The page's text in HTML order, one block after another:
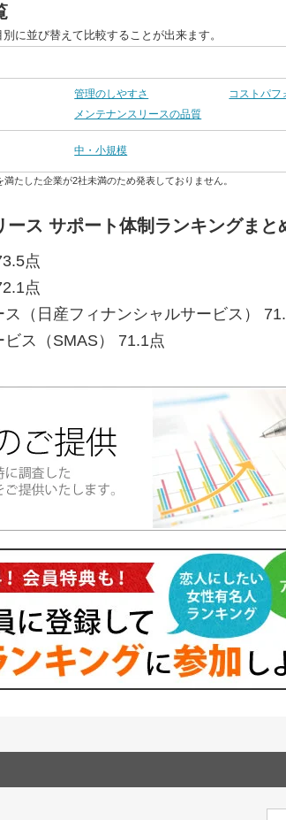
に並び替えて比較することが出来ます。
管理のしやすさ
コストパフ
メンテナンスリースの品質
中・小規模
たした企業が2社未満のため発表しておりません。
ース サポート体制ランキングまと
点
点
（日産フィナンシャルサービス）
ス（SMAS） 71.1点